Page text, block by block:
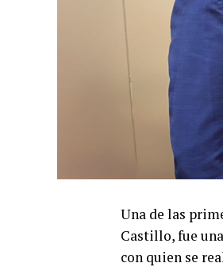
Una de las
Castillo, fue
con quien se